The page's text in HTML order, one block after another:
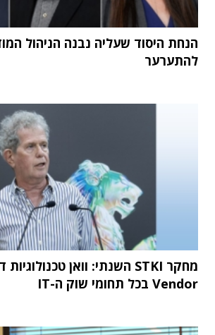
הנחת היסוד שעליה נבנה הניהול
להתערער
Vendor בכל תחומי שוק ה-IT